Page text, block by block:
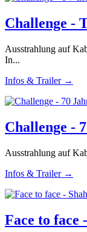
Challenge -
Ausstrahlung auf
In...
Infos & Trailer →
Challenge -
Ausstrahlung auf
Infos & Trailer →
Face to face